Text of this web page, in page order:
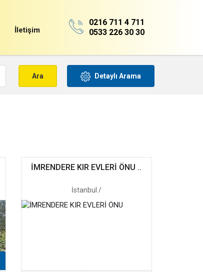
0216 711 4 711
0533 226 30 30
İletişim
Detaylı Arama
İMRENDERE KIR EVLERİ ÖNU ..
İstanbul /